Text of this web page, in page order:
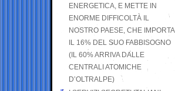
ENERGETICA, E METTE IN
ENORME DIFFICOLTÀ IL
NOSTRO PAESE, CHE IMPORTA
IL 16% DEL SUO FABBISOGNO
(IL 60% ARRIVA DALLE
CENTRALI ATOMICHE
D’OLTRALPE)